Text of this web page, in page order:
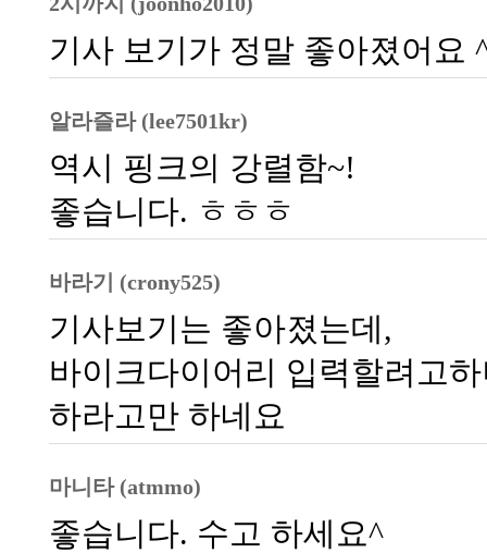
기사 보기가 정말 좋아졌어요
알라즐라 (lee7501kr)
역시 핑크의 강렬함~!
좋습니다. ㅎㅎㅎ
바라기 (crony525)
기사보기는 좋아졌는데,
바이크다이어리 입력할려고
하라고만 하네요
마니타 (atmmo)
좋습니다. 수고 하세요^